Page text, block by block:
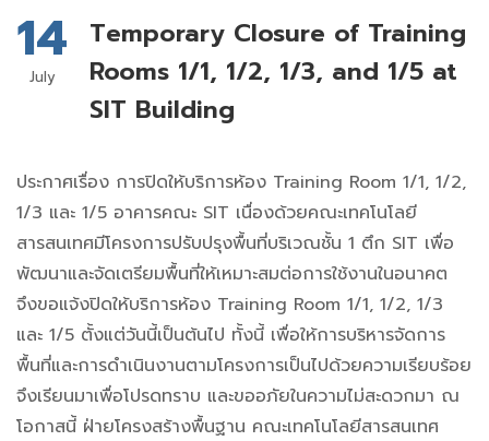
14
July
Temporary Closure of Training
Rooms 1/1, 1/2, 1/3, and 1/5 at
SIT Building
ประกาศเรื่อง การปิดให้บริการห้อง Training Room 1/1, 1/2,
1/3 และ 1/5 อาคารคณะ SIT เนื่องด้วยคณะเทคโนโลยี
สารสนเทศมีโครงการปรับปรุงพื้นที่บริเวณชั้น 1 ตึก SIT เพื่อ
พัฒนาและจัดเตรียมพื้นที่ให้เหมาะสมต่อการใช้งานในอนาคต
จึงขอแจ้งปิดให้บริการห้อง Training Room 1/1, 1/2, 1/3
และ 1/5 ตั้งแต่วันนี้เป็นต้นไป ทั้งนี้ เพื่อให้การบริหารจัดการ
พื้นที่และการดำเนินงานตามโครงการเป็นไปด้วยความเรียบร้อย
จึงเรียนมาเพื่อโปรดทราบ และขออภัยในความไม่สะดวกมา ณ
โอกาสนี้ ฝ่ายโครงสร้างพื้นฐาน คณะเทคโนโลยีสารสนเทศ